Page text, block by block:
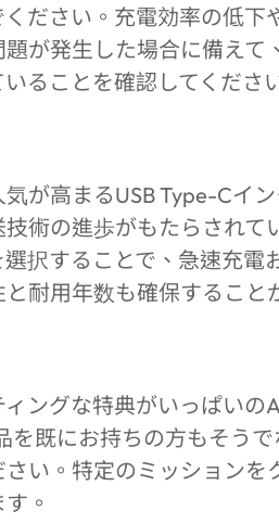
ださい。充電効率の低
題が発生した場合に備え
ることを確認してくださ
気が高まるUSB Type-Cイ
術の進歩がもたらされて
選択することで、急速充電
と耐用年数も確保すること
ングな特典がいっぱいの
を既にお持ちの方もそう
さい。特定のミッション
。